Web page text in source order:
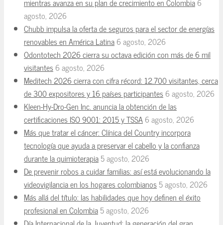
agosto, 2026
Chubb impulsa la oferta de seguros para el sector de energías
renovables en América Latina6 agosto, 2026
Odontotech 2026 cierra su octava edición con más de 6 mil
visitantes6 agosto, 2026
Meditech 2026 cierra con cifra récord: 12.700 visitantes, cerca
de 300 expositores y 16 países participantes6 agosto, 2026
Kleen-Hy-Dro-Gen Inc. anuncia la obtención de las
certificaciones ISO 9001: 2015 y TSSA6 agosto, 2026
Más que tratar el cáncer: Clínica del Country incorpora
tecnología que ayuda a preservar el cabello y la confianza
durante la quimioterapia5 agosto, 2026
De prevenir robos a cuidar familias: así está evolucionando la
videovigilancia en los hogares colombianos5 agosto, 2026
Más allá del título: las habilidades que hoy definen el éxito
profesional en Colombia5 agosto, 2026